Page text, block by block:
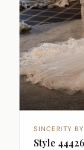
SINCERITY
Style 44426